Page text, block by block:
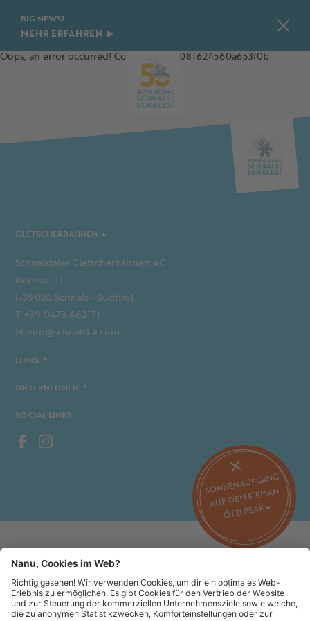
BIG NEWS!
MEHR ERFAHREN
SONNENAUFGANG
AUF DEM ICEMAN
ÖTZI PEAK ▸
Oops, an error occurred! Code: 202608081624560a653f0b
GLETSCHERBAHNEN
Schnalstaler Gletscherbahnen AG
Kurzras 111
I-39020 Schnals - Südtirol
T +39 0473 662171
M info@schnalstal.com
LINKS
UNTERNEHMEN
SOCIAL LINKS